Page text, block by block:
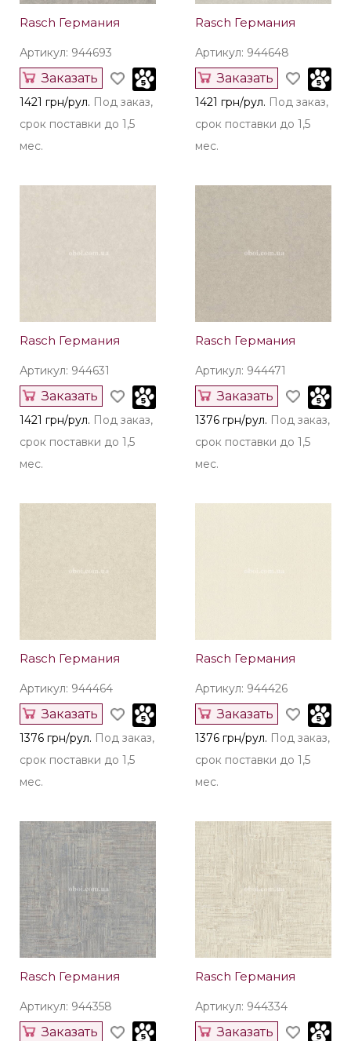
Rasch Германия
Артикул: 944693
Заказать
1421 грн/рул. Под заказ,
срок поставки до 1,5
мес.
Rasch Германия
Артикул: 944648
Заказать
1421 грн/рул. Под заказ,
срок поставки до 1,5
мес.
Rasch Германия
Артикул: 944631
Заказать
1421 грн/рул. Под заказ,
срок поставки до 1,5
мес.
Rasch Германия
Артикул: 944471
Заказать
1376 грн/рул. Под заказ,
срок поставки до 1,5
мес.
Rasch Германия
Артикул: 944464
Заказать
1376 грн/рул. Под заказ,
срок поставки до 1,5
мес.
Rasch Германия
Артикул: 944426
Заказать
1376 грн/рул. Под заказ,
срок поставки до 1,5
мес.
Rasch Германия
Артикул: 944358
Заказать
Rasch Германия
Артикул: 944334
Заказать